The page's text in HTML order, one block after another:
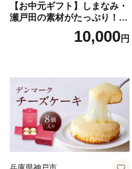
【お中元ギフト】しまなみ・
瀬戸田の素材がたっぷり！ジ
10,000円